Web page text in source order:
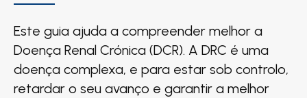
Este guia ajuda a compreender melhor a
Doença Renal Crónica (DCR). A DRC é uma
doença complexa, e para estar sob controlo,
retardar o seu avanço e garantir a melhor